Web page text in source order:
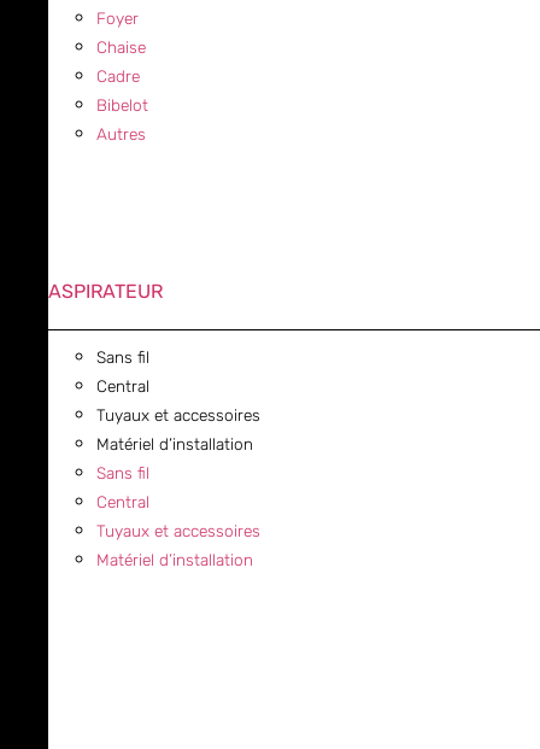
Foyer
Chaise
Cadre
Bibelot
Autres
ASPIRATEUR
Sans fil
Central
Tuyaux et accessoires
Matériel d’installation
Sans fil
Central
Tuyaux et accessoires
Matériel d’installation